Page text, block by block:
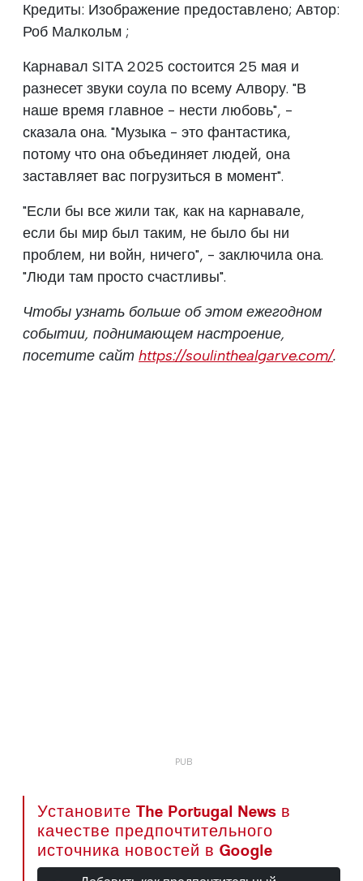
Кредиты: Изображение предоставлено; Автор:
Роб Малкольм ;
Карнавал SITA 2025 состоится 25 мая и
разнесет звуки соула по всему Алвору. "В
наше время главное - нести любовь", -
сказала она. "Музыка - это фантастика,
потому что она объединяет людей, она
заставляет вас погрузиться в момент".
"Если бы все жили так, как на карнавале,
если бы мир был таким, не было бы ни
проблем, ни войн, ничего", - заключила она.
"Люди там просто счастливы".
Чтобы узнать больше об этом ежегодном
событии, поднимающем настроение,
посетите сайт https://soulinthealgarve.com/.
Установите The Portugal News в
качестве предпочтительного
источника новостей в Google